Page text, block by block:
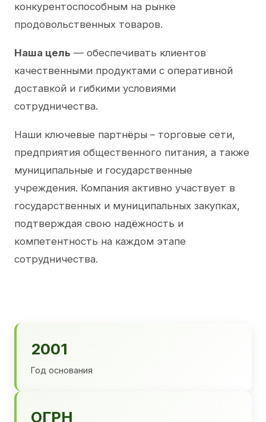
конкурентоспособным на рынке
продовольственных товаров.
Наша цель — обеспечивать клиентов
качественными продуктами с оперативной
доставкой и гибкими условиями
сотрудничества.
Наши ключевые партнёры – торговые сети,
предприятия общественного питания, а также
муниципальные и государственные
учреждения. Компания активно участвует в
государственных и муниципальных закупках,
подтверждая свою надёжность и
компетентность на каждом этапе
сотрудничества.
2001
Год основания
ОГРН